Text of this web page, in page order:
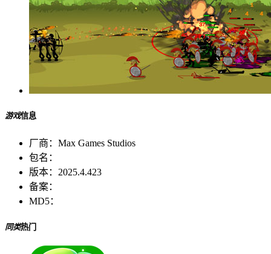
游戏信息
厂商： Max Games Studios
包名：
版本： 2025.4.423
备案：
MD5：
同类热门